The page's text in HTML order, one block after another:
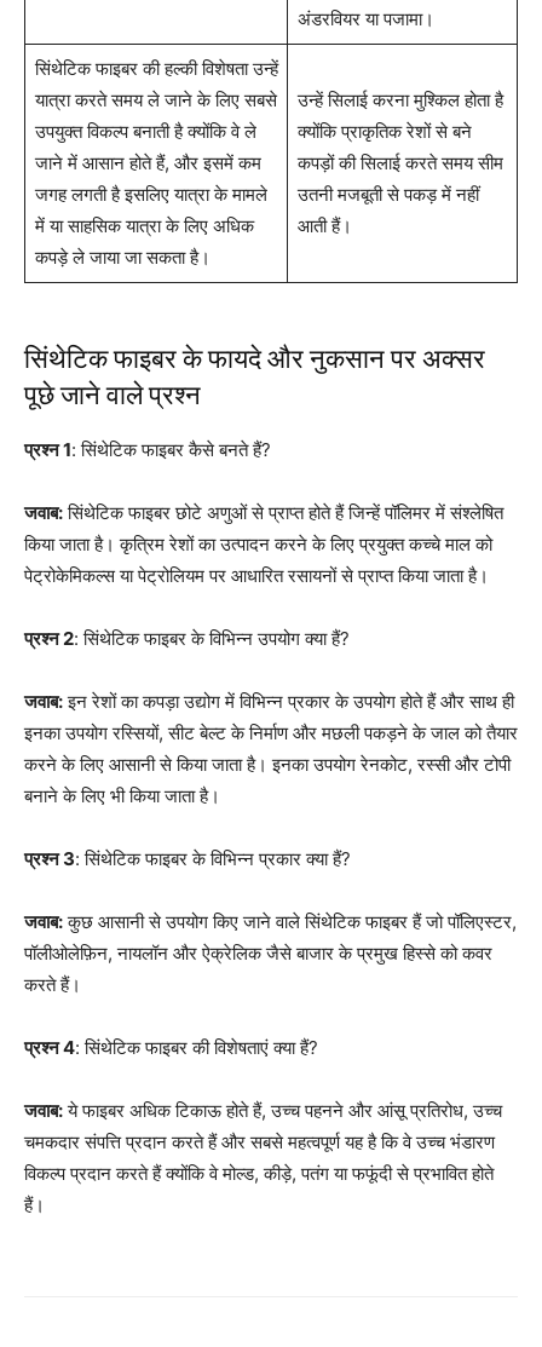
अंडरवियर या पजामा।
सिंथेटिक फाइबर की हल्की विशेषता उन्हें
यात्रा करते समय ले जाने के लिए सबसे
उपयुक्त विकल्प बनाती है क्योंकि वे ले
जाने में आसान होते हैं, और इसमें कम
जगह लगती है इसलिए यात्रा के मामले
में या साहसिक यात्रा के लिए अधिक
कपड़े ले जाया जा सकता है।
उन्हें सिलाई करना मुश्किल होता है
क्योंकि प्राकृतिक रेशों से बने
कपड़ों की सिलाई करते समय सीम
उतनी मजबूती से पकड़ में नहीं
आती हैं।
सिंथेटिक फाइबर के फायदे और नुकसान पर अक्सर
पूछे जाने वाले प्रश्न
प्रश्न 1: सिंथेटिक फाइबर कैसे बनते हैं?
जवाब:सिंथेटिक फाइबर छोटे अणुओं से प्राप्त होते हैं जिन्हें पॉलिमर में संश्लेषित
किया जाता है। कृत्रिम रेशों का उत्पादन करने के लिए प्रयुक्त कच्चे माल को
पेट्रोकेमिकल्स या पेट्रोलियम पर आधारित रसायनों से प्राप्त किया जाता है।
प्रश्न 2: सिंथेटिक फाइबर के विभिन्न उपयोग क्या हैं?
जवाब:इन रेशों का कपड़ा उद्योग में विभिन्न प्रकार के उपयोग होते हैं और साथ ही
इनका उपयोग रस्सियों, सीट बेल्ट के निर्माण और मछली पकड़ने के जाल को तैयार
करने के लिए आसानी से किया जाता है। इनका उपयोग रेनकोट, रस्सी और टोपी
बनाने के लिए भी किया जाता है।
प्रश्न 3: सिंथेटिक फाइबर के विभिन्न प्रकार क्या हैं?
जवाब:कुछ आसानी से उपयोग किए जाने वाले सिंथेटिक फाइबर हैं जो पॉलिएस्टर,
पॉलीओलेफ़िन, नायलॉन और ऐक्रेलिक जैसे बाजार के प्रमुख हिस्से को कवर
करते हैं।
प्रश्न 4: सिंथेटिक फाइबर की विशेषताएं क्या हैं?
जवाब:ये फाइबर अधिक टिकाऊ होते हैं, उच्च पहनने और आंसू प्रतिरोध, उच्च
चमकदार संपत्ति प्रदान करते हैं और सबसे महत्वपूर्ण यह है कि वे उच्च भंडारण
विकल्प प्रदान करते हैं क्योंकि वे मोल्ड, कीड़े, पतंग या फफूंदी से प्रभावित होते
हैं।